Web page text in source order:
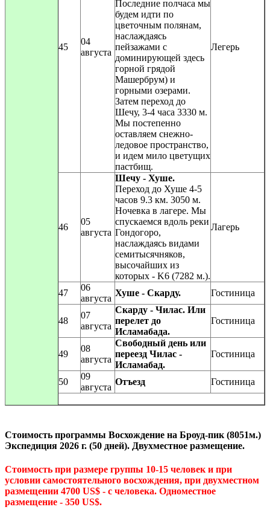
45
04
августа
Последние полчаса мы
будем идти по
цветочным полянам,
наслаждаясь
пейзажами с
доминирующей здесь
горной грядой
Машербрум) и
горными озерами.
Затем переход до
Шечу, 3-4 часа 3330 м.
Мы постепенно
оставляем снежно-
ледовое пространство,
и идем мило цветущих
пастбищ.
Легерь
46
05
августа
Шечу - Хуше.
Переход до Хуше 4-5
часов 9.3 км. 3050 м.
Ночевка в лагере. Мы
спускаемся вдоль реки
Гондогоро,
наслаждаясь видами
семитысячняков,
высочайших из
которых - K6 (7282 м.).
Лагерь
47
06
августа
Хуше - Скарду. Гостиница
48
07
августа
Скарду - Чилас. Или
перелет до
Исламабада.
Гостиница
49
08
августа
Свободный день или
переезд Чилас -
Исламабад.
Гостиница
50
09
августа
Отъезд Гостиница
Стоимость программы Восхождение на Броуд-пик (8051м.)
Экспедиция 2026 г. (50 дней). Двухместное размещение.
Стоимость при размере группы 10-15 человек и при
условии самостоятельного восхождения, при двухместном
размещении 4700 US$ - с человека. Одноместное
размещение - 350 US$.